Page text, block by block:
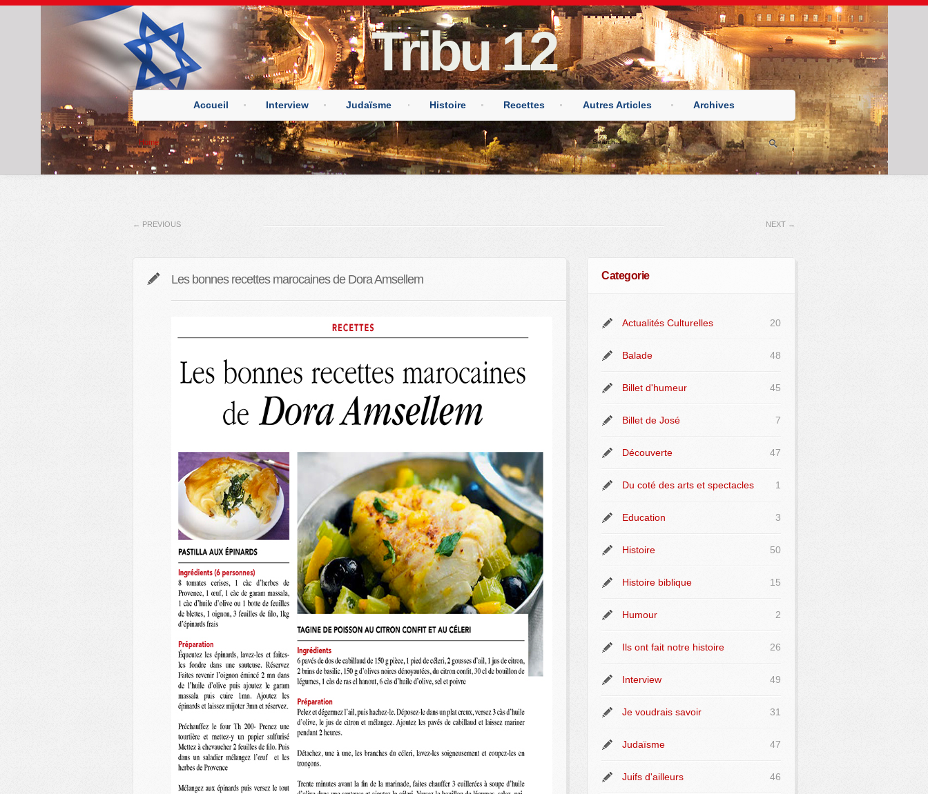
Tribu 12
Accueil Interview Judaïsme Histoire Recettes Autres Articles Archives
Home
← PREVIOUS NEXT →
Les bonnes recettes marocaines de Dora Amsellem Categorie
Actualités Culturelles 20
Balade 48
Billet d'humeur 45
Billet de José 7
Découverte 47
Du coté des arts et spectacles 1
Education 3
Histoire 50
Histoire biblique 15
Humour 2
Ils ont fait notre histoire 26
Interview 49
Je voudrais savoir 31
Judaïsme 47
Juifs d'ailleurs 46